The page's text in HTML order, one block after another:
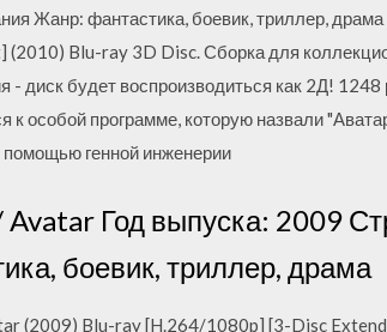
Жанр: фантастика, боевик, триллер,
(2010) Blu-ray 3D Disc. Сборка для
- диск будет воспроизводиться как 2Д!
к особой программе, которую назвали
генной инженерии
Avatar Год выпуска: 2009
боевик, триллер, драма
(2009) Blu-ray [H.264/1080p] [3-Disc